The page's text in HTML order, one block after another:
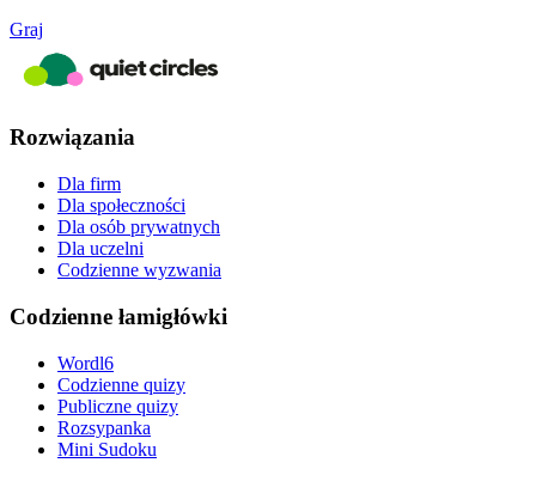
Graj
Rozwiązania
Dla firm
Dla społeczności
Dla osób prywatnych
Dla uczelni
Codzienne wyzwania
Codzienne łamigłówki
Wordl6
Codzienne quizy
Publiczne quizy
Rozsypanka
Mini Sudoku